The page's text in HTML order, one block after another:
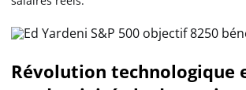
Révolution technologique